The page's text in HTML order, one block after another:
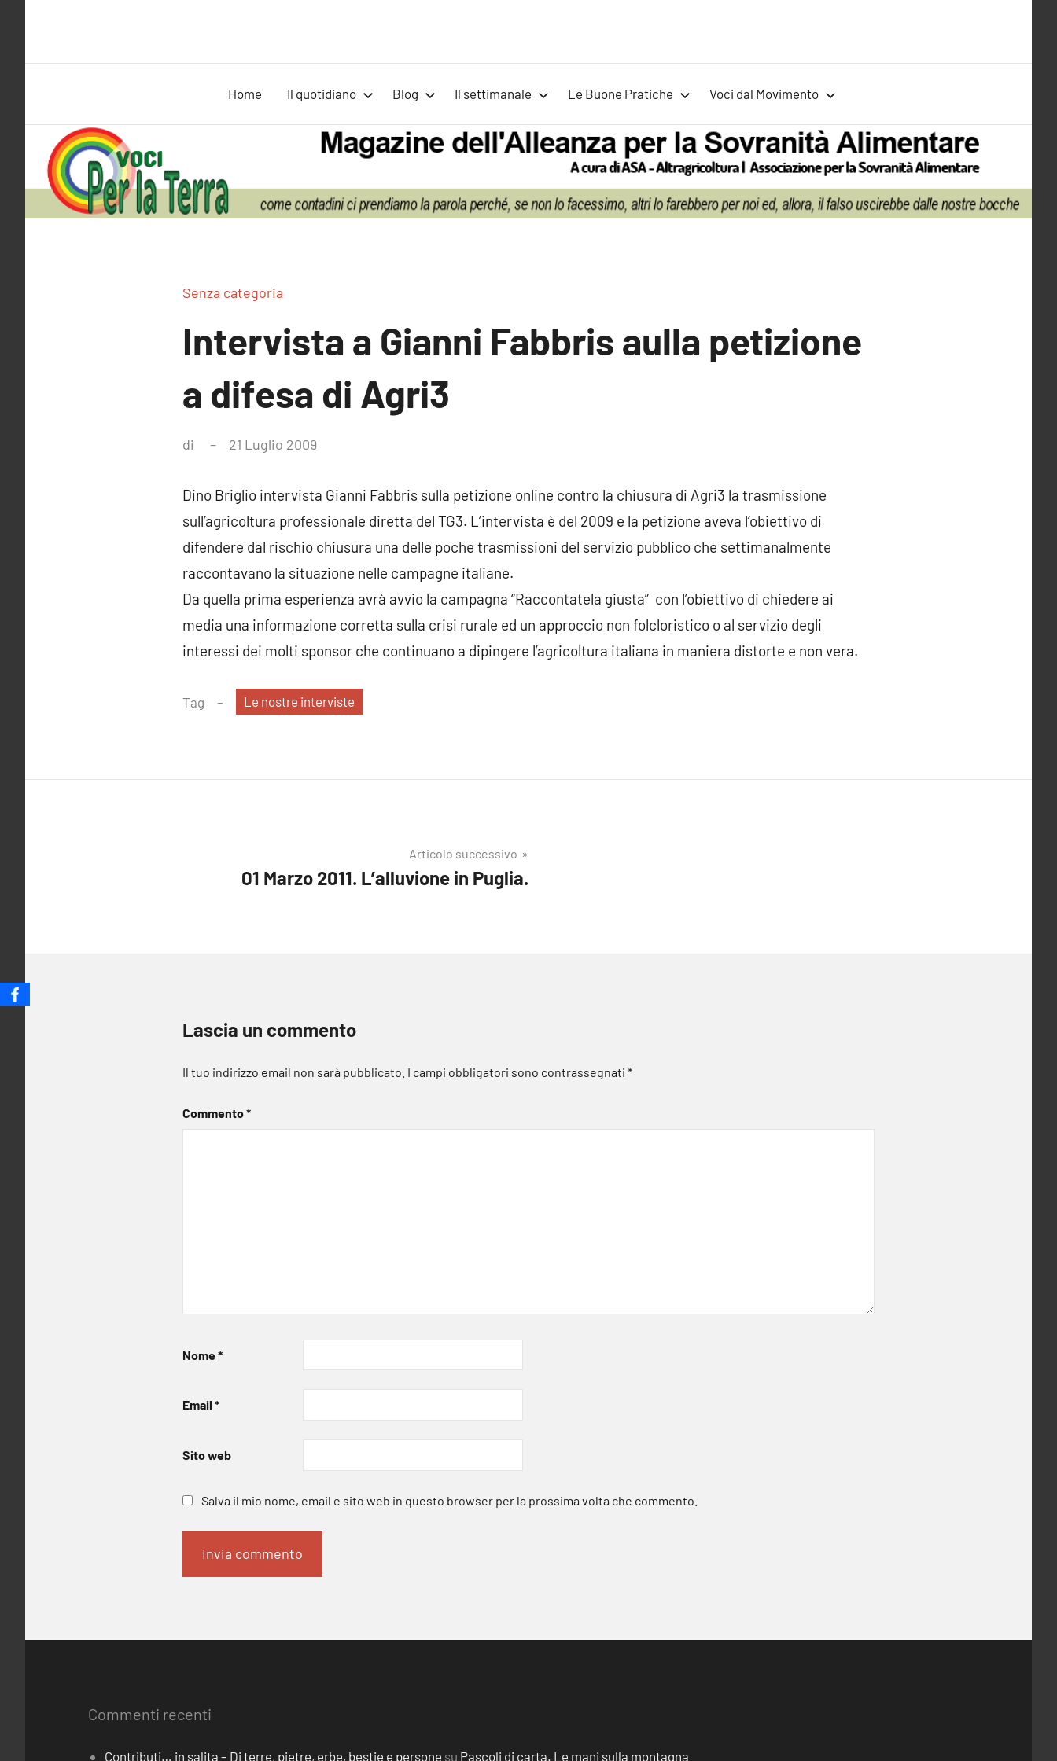
per
la
Terra
Alleanza
Sovranità
Alimentare
Home Il quotidiano Blog Il settimanale Le Buone Pratiche Voci dal Movimento
Senza categoria
Intervista a Gianni Fabbris aulla petizione
a difesa di Agri3
di 21 Luglio 2009
Dino Briglio intervista Gianni Fabbris sulla petizione online contro la chiusura di Agri3 la trasmissione
sull’agricoltura professionale diretta del TG3. L’intervista è del 2009 e la petizione aveva l’obiettivo di
difendere dal rischio chiusura una delle poche trasmissioni del servizio pubblico che settimanalmente
raccontavano la situazione nelle campagne italiane.
Da quella prima esperienza avrà avvio la campagna “Raccontatela giusta” con l’obiettivo di chiedere ai
media una informazione corretta sulla crisi rurale ed un approccio non folcloristico o al servizio degli
interessi dei molti sponsor che continuano a dipingere l’agricoltura italiana in maniera distorte e non vera.
Tag Le nostre interviste
Articolo successivo
01 Marzo 2011. L’alluvione in Puglia.
Lascia un commento
Il tuo indirizzo email non sarà pubblicato. I campi obbligatori sono contrassegnati *
Commento*
Nome*
Email *
Sito web
Salva il mio nome, email e sito web in questo browser per la prossima volta che commento.
Commenti recenti
Contributi… in salita – Di terre, pietre, erbe, bestie e persone su Pascoli di carta. Le mani sulla montagna